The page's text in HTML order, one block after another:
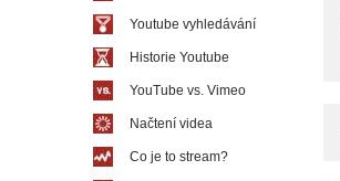
Youtube vyhledávání
Historie Youtube
YouTube vs. Vimeo
Načtení videa
Co je to stream?